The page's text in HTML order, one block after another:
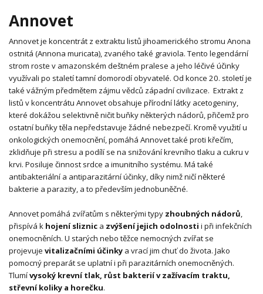
Annovet
Annovet je koncentrát z extraktu listů jihoamerického stromu Anona
ostnitá (Annona muricata), zvaného také graviola. Tento legendární
strom roste v amazonském deštném pralese a jeho léčivé účinky
využívali po staletí tamní domorodí obyvatelé. Od konce 20. století je
také vážným předmětem zájmu vědců západní civilizace. Extrakt z
listů v koncentrátu Annovet obsahuje přírodní látky acetogeniny,
které dokážou selektivně ničit buňky některých nádorů, přičemž pro
ostatní buňky těla nepředstavuje žádné nebezpečí. Kromě využití u
onkologických onemocnění, pomáhá Annovet také proti křečím,
zklidňuje při stresu a podílí se na snižování krevního tlaku a cukru v
krvi. Posiluje činnost srdce a imunitního systému. Má také
antibakteriální a antiparazitární účinky, díky nimž ničí některé
bakterie a parazity, a to především jednobuněčné.
Annovet pomáhá zvířatům s některými typy zhoubných nádorů,
přispívá k hojení sliznic a zvýšení jejich odolnosti i při infekčních
onemocněních. U starých nebo těžce nemocných zvířat se
projevuje vitalizačními účinky a vrací jim chuť do života. Jako
pomocný preparát se uplatní i při parazitárních onemocněných.
Tlumívysoký krevní tlak, růst bakterií v zažívacím traktu,
střevní koliky a horečku.